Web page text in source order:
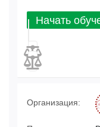
Начать
Организация: